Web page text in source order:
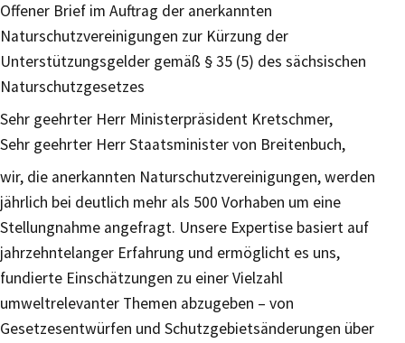
Offener Brief im Auftrag der anerkannten
Naturschutzvereinigungen zur Kürzung der
Unterstützungsgelder gemäß § 35 (5) des sächsischen
Naturschutzgesetzes
Sehr geehrter Herr Ministerpräsident Kretschmer,
Sehr geehrter Herr Staatsminister von Breitenbuch,
wir, die anerkannten Naturschutzvereinigungen, werden
jährlich bei deutlich mehr als 500 Vorhaben um eine
Stellungnahme angefragt. Unsere Expertise basiert auf
jahrzehntelanger Erfahrung und ermöglicht es uns,
fundierte Einschätzungen zu einer Vielzahl
umweltrelevanter Themen abzugeben – von
Gesetzesentwürfen und Schutzgebietsänderungen über